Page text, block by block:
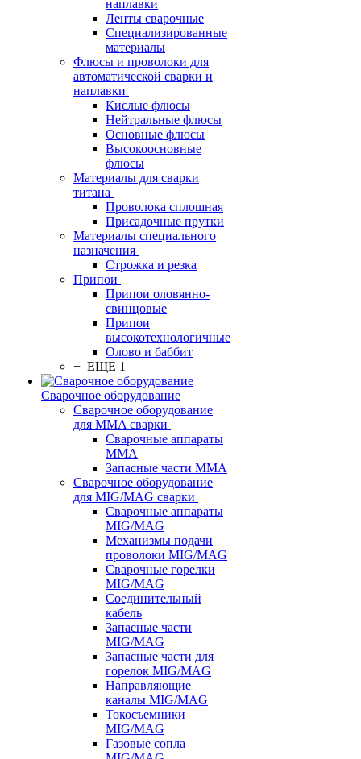
наплавки
Ленты сварочные
Специализированные
материалы
Флюсы и проволоки для
автоматической сварки и
наплавки
Кислые флюсы
Нейтральные флюсы
Основные флюсы
Высокоосновные
флюсы
Материалы для сварки
титана
Проволока сплошная
Присадочные прутки
Материалы специального
назначения
Строжка и резка
Припои
Припои оловянно-
свинцовые
Припои
высокотехнологичные
Олово и баббит
+ ЕЩЕ 1
Сварочное оборудование
Сварочное оборудование
для MMA сварки
Сварочные аппараты
MMA
Запасные части MMA
Сварочное оборудование
для MIG/MAG сварки
Сварочные аппараты
MIG/MAG
Механизмы подачи
проволоки MIG/MAG
Сварочные горелки
MIG/MAG
Соединительный
кабель
Запасные части
MIG/MAG
Запасные части для
горелок MIG/MAG
Направляющие
каналы MIG/MAG
Токосъемники
MIG/MAG
Газовые сопла